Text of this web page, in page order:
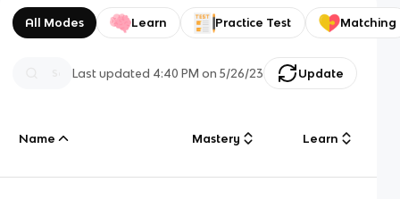
All Modes Learn Practice Test Matching
Last updated 4:40 PM on 5/26/23 Update
Name Mastery Learn